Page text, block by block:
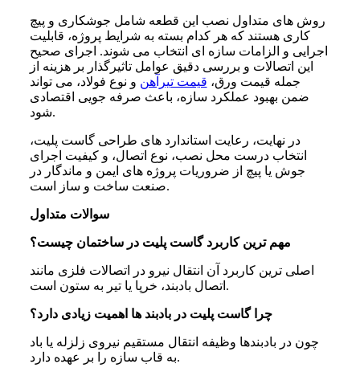
روش‌ های متداول نصب این قطعه شامل جوشکاری و پیچ‌
کاری هستند که هر کدام بسته به شرایط پروژه، قابلیت
اجرایی و الزامات سازه‌ ای انتخاب می‌ شوند. اجرای صحیح
این اتصالات و بررسی دقیق عوامل تاثیرگذار بر هزینه از
جمله قیمت ورق، قیمت تیرآهن و نوع فولاد، می‌ تواند
ضمن بهبود عملکرد سازه، باعث صرفه‌ جویی اقتصادی
شود.
در نهایت، رعایت استاندارد های طراحی گاست پلیت،
انتخاب درست محل نصب، نوع اتصال، و کیفیت اجرای
جوش یا پیچ از ضروریات پروژه‌ های ایمن و ماندگار در
صنعت ساخت‌ و ساز است.
سوالات متداول
مهم‌ ترین کاربرد گاست پلیت در ساختمان چیست؟
اصلی‌ ترین کاربرد آن انتقال نیرو در اتصالات فلزی مانند
اتصال بادبند، خرپا یا تیر به ستون است.
چرا گاست پلیت در بادبند ها اهمیت زیادی دارد؟
چون در بادبندها وظیفه انتقال مستقیم نیروی زلزله یا باد
به قاب سازه را بر عهده دارد.